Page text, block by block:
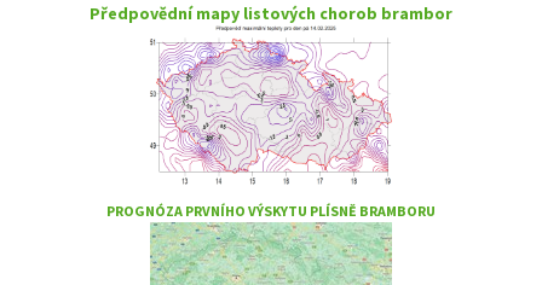
Předpovědní mapy listových chorob brambor
PROGNÓZA PRVNÍHO VÝSKYTU PLÍSNĚ BRAMBORU